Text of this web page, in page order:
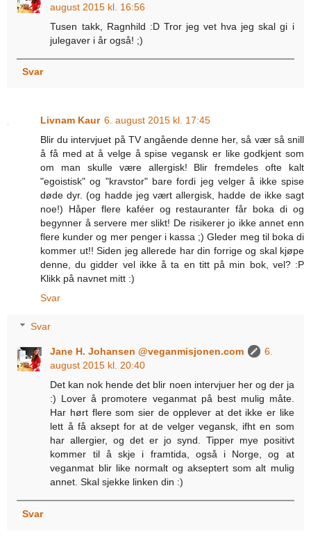
august 2015 kl. 16:56
Tusen takk, Ragnhild :D Tror jeg vet hva jeg skal gi i
julegaver i år også! ;)
Svar
Livnam Kaur 6. august 2015 kl. 17:45
Blir du intervjuet på TV angående denne her, så vær så snill
å få med at å velge å spise vegansk er like godkjent som
om man skulle være allergisk! Blir fremdeles ofte kalt
"egoistisk" og "kravstor" bare fordi jeg velger å ikke spise
døde dyr. (og hadde jeg vært allergisk, hadde de ikke sagt
noe!) Håper flere kaféer og restauranter får boka di og
begynner å servere mer slikt! De risikerer jo ikke annet enn
flere kunder og mer penger i kassa ;) Gleder meg til boka di
kommer ut!! Siden jeg allerede har din forrige og skal kjøpe
denne, du gidder vel ikke å ta en titt på min bok, vel? :P
Klikk på navnet mitt :)
Svar
Svar
Jane H. Johansen @veganmisjonen.com
6.
august 2015 kl. 20:40
Det kan nok hende det blir noen intervjuer her og der ja
:) Lover å promotere veganmat på best mulig måte.
Har hørt flere som sier de opplever at det ikke er like
lett å få aksept for at de velger vegansk, ifht en som
har allergier, og det er jo synd. Tipper mye positivt
kommer til å skje i framtida, også i Norge, og at
veganmat blir like normalt og akseptert som alt mulig
annet. Skal sjekke linken din :)
Svar